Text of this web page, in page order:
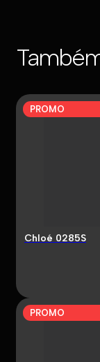
PROMO
Chloé 0285S
PROMO